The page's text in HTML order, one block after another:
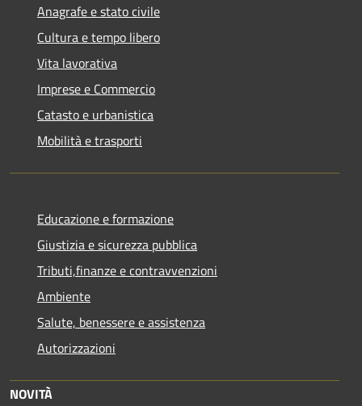
Anagrafe e stato civile
Cultura e tempo libero
Vita lavorativa
Imprese e Commercio
Catasto e urbanistica
Mobilità e trasporti
Educazione e formazione
Giustizia e sicurezza pubblica
Tributi,finanze e contravvenzioni
Ambiente
Salute, benessere e assistenza
Autorizzazioni
NOVITÀ